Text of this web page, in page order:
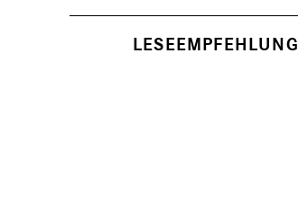
LESEEMPFEHLUNG